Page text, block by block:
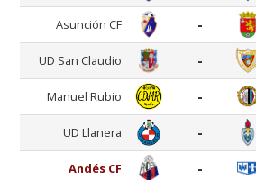
Asunción CF -
UD San Claudio -
Manuel Rubio -
UD Llanera -
Andés CF -